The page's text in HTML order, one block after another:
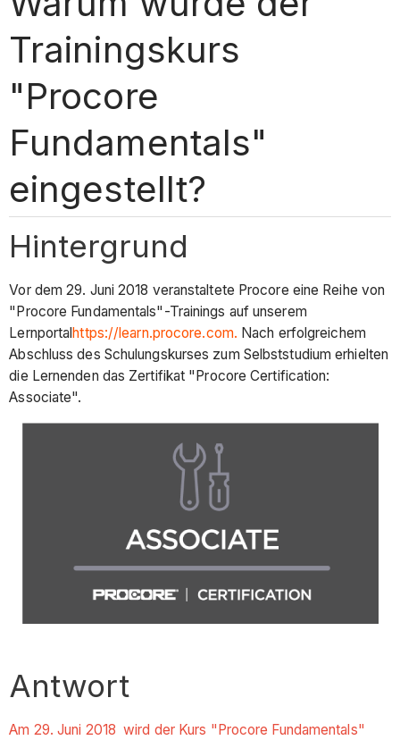
Trainingskurs
"Procore
Fundamentals"
eingestellt?
Hintergrund
Vor dem 29. Juni 2018 veranstaltete Procore eine Reihe von
"Procore Fundamentals"-Trainings auf unserem
Lernportal https://learn.procore.com. Nach erfolgreichem
Abschluss des Schulungskurses zum Selbststudium erhielten
die Lernenden das Zertifikat "Procore Certification:
Associate".
Antwort
Am 29. Juni 2018 wird der Kurs "Procore Fundamentals"